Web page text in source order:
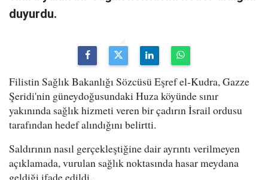
duyurdu.
Filistin Sağlık Bakanlığı Sözcüsü Eşref el-Kudra, Gazze
Şeridi'nin güneydoğusundaki Huza köyünde sınır
yakınında sağlık hizmeti veren bir çadırın İsrail ordusu
tarafından hedef alındığını belirtti.
Saldırının nasıl gerçekleştiğine dair ayrıntı verilmeyen
açıklamada, vurulan sağlık noktasında hasar meydana
geldiği ifade edildi.